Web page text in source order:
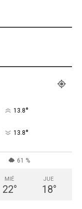
13.8°
13.8°
61 %
MIÉ
22°
JUE
18°